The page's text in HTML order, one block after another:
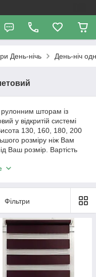
День-нiчь День-ніч
рулонним шторам із
у відкритій системі
130, 160, 180, 200
розміру ніж Вам
Ваш розмір. Вартість
робота з нами. Ми
від тканини, і від
згідно з
у
Фільтри